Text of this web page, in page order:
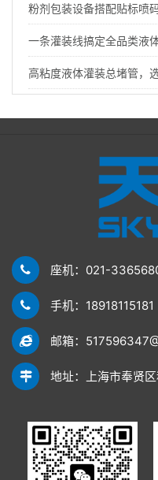
粉剂包装设备搭配贴标喷
一条灌装线搞定全品类液
高粘度液体灌装总堵管，
座机：021-
手机：18918115181
邮箱：
地址：上海市奉贤